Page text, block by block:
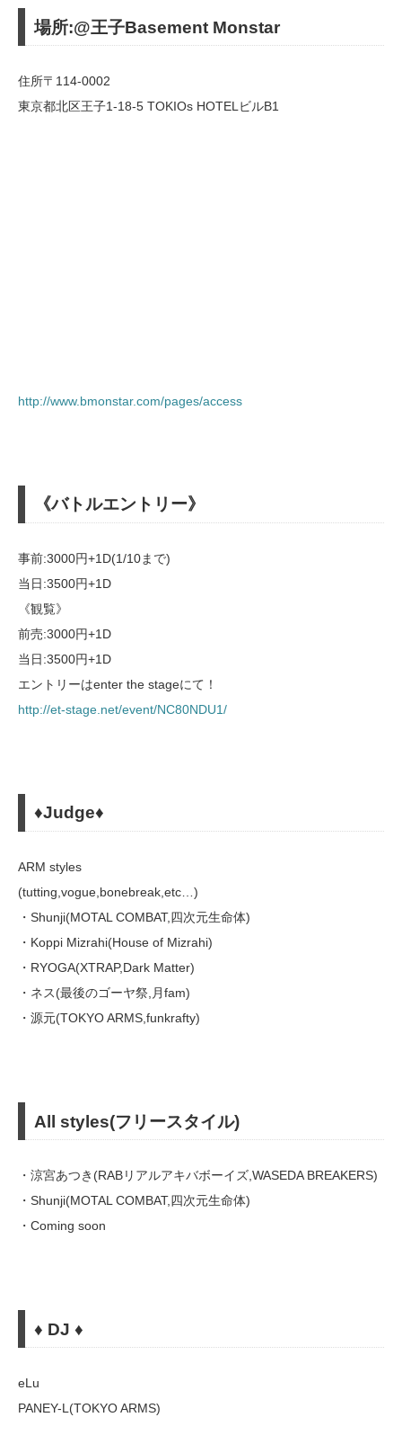
場所:@王子Basement Monstar
住所〒114-0002
東京都北区王子1-18-5 TOKIOs HOTELビルB1
http://www.bmonstar.com/pages/access
《バトルエントリー》
事前:3000円+1D(1/10まで)
当日:3500円+1D
《観覧》
前売:3000円+1D
当日:3500円+1D
エントリーはenter the stageにて！
http://et-stage.net/event/NC80NDU1/
♦︎Judge♦︎
ARM styles
(tutting,vogue,bonebreak,etc…)
・Shunji(MOTAL COMBAT,四次元生命体)
・Koppi Mizrahi(House of Mizrahi)
・RYOGA(XTRAP,Dark Matter)
・ネス(最後のゴーヤ祭,月fam)
・源元(TOKYO ARMS,funkrafty)
All styles(フリースタイル)
・涼宮あつき(RABリアルアキバボーイズ,WASEDA BREAKERS)
・Shunji(MOTAL COMBAT,四次元生命体)
・Coming soon
♦︎ DJ ♦︎
eLu
PANEY-L(TOKYO ARMS)